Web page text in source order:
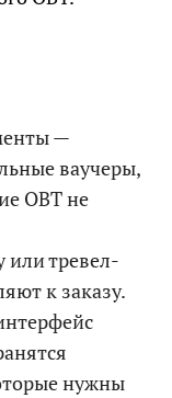
—
ваучеры,
OBT не
или тревел-
к заказу.
нужны